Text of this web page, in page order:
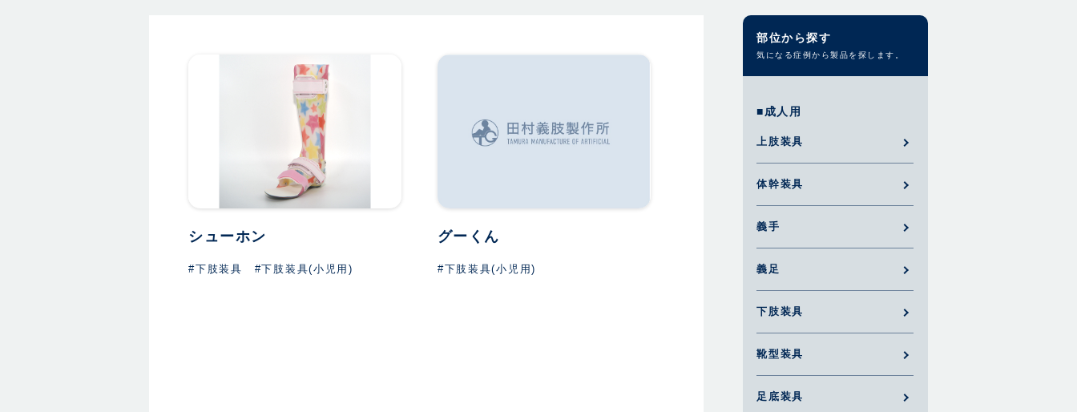
シューホン
#下肢装具 #下肢装具(小児用)
グーくん
#下肢装具(小児用)
部位から探す
気になる症例から製品を探します。
■成人用
上肢装具
体幹装具
義手
義足
下肢装具
靴型装具
足底装具